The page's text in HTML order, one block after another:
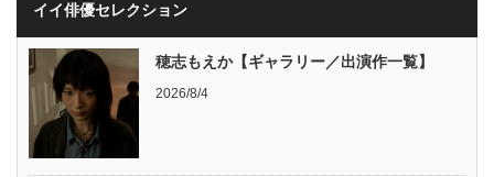
イイ俳優セレクション
穂志もえか【ギャラリー／出演作一覧】
2026/8/4